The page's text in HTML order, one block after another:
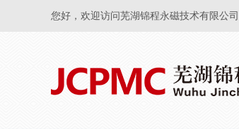
您好，欢迎访问芜湖锦程永磁技术有限公司